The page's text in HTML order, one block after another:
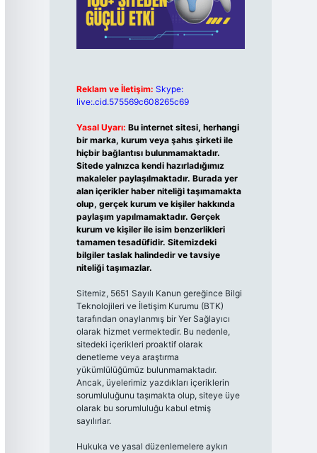
Reklam ve İletişim: Skype:
live:.cid.575569c608265c69
Yasal Uyarı: Bu internet sitesi, herhangi
bir marka, kurum veya şahıs şirketi ile
hiçbir bağlantısı bulunmamaktadır.
Sitede yalnızca kendi hazırladığımız
makaleler paylaşılmaktadır. Burada yer
alan içerikler haber niteliği taşımamakta
olup, gerçek kurum ve kişiler hakkında
paylaşım yapılmamaktadır. Gerçek
kurum ve kişiler ile isim benzerlikleri
tamamen tesadüfidir. Sitemizdeki
bilgiler taslak halindedir ve tavsiye
niteliği taşımazlar.
Sitemiz, 5651 Sayılı Kanun gereğince Bilgi
Teknolojileri ve İletişim Kurumu (BTK)
tarafından onaylanmış bir Yer Sağlayıcı
olarak hizmet vermektedir. Bu nedenle,
sitedeki içerikleri proaktif olarak
denetleme veya araştırma
yükümlülüğümüz bulunmamaktadır.
Ancak, üyelerimiz yazdıkları içeriklerin
sorumluluğunu taşımakta olup, siteye üye
olarak bu sorumluluğu kabul etmiş
sayılırlar.
Hukuka ve yasal düzenlemelere aykırı